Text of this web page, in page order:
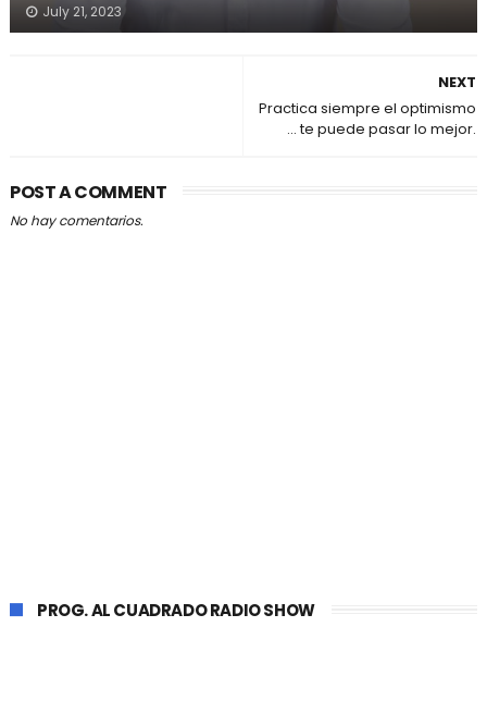
July 21, 2023
NEXT
Practica siempre el optimismo
... te puede pasar lo mejor.
POST A COMMENT
No hay comentarios.
PROG. AL CUADRADO RADIO SHOW